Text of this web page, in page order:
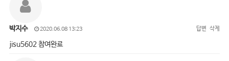
박지수 2020.06.08 13:23 답변 삭제
jisu5602 참여완료